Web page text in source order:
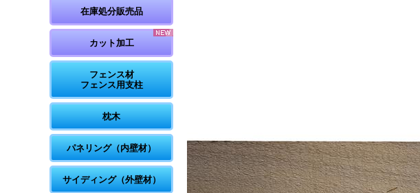
在庫処分販売品
カット加工
フェンス材
フェンス用支柱
枕木
パネリング（内壁材）
サイディング（外壁材）